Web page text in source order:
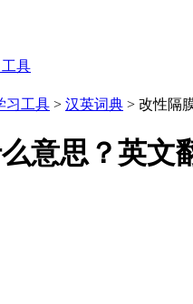
具
习工具 > 汉英词典 > 改性隔
意思？英文